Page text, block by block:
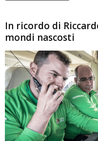
In ricordo di
mondi nascosti